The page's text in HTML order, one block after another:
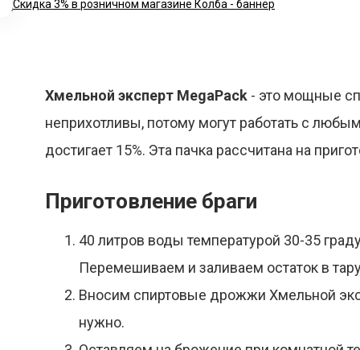
Хмельной эксперт MegaPack - это мощные
неприхотливы, потому могут работать с
достигает 15%. Эта пачка рассчитана на
Приготовление браги
40 литров воды температурой 30-35
Перемешиваем и заливаем остаток в
Вносим спиртовые дрожжи Хмельной
нужно.